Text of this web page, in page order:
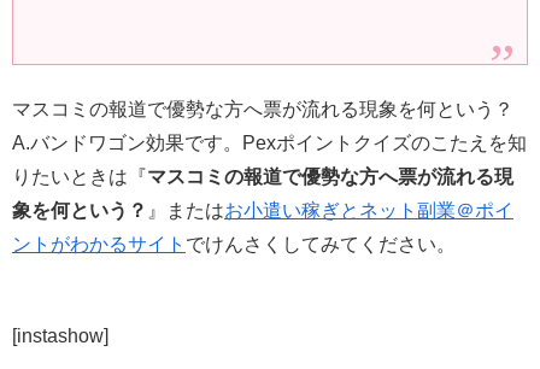
マスコミの報道で優勢な方へ票が流れる現象を何という？
A.バンドワゴン効果です。Pexポイントクイズのこたえを知
りたいときは『マスコミの報道で優勢な方へ票が流れる現
象を何という？ 』またはお小遣い稼ぎとネット副業＠ポイ
ントがわかるサイト でけんさくしてみてください。
[instashow]